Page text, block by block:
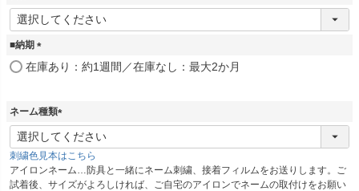
(
必
須
■納期
(
)
在庫あり：約1週間／在庫なし：最大2か月
ネーム種類
(
必
須
)
刺繍色見本はこちら
アイロンネーム…防具と一緒にネーム刺繍、接着フィルムをお送りします。ご
試着後、サイズがよろしければ、ご自宅のアイロンでネームの取付けをお願い